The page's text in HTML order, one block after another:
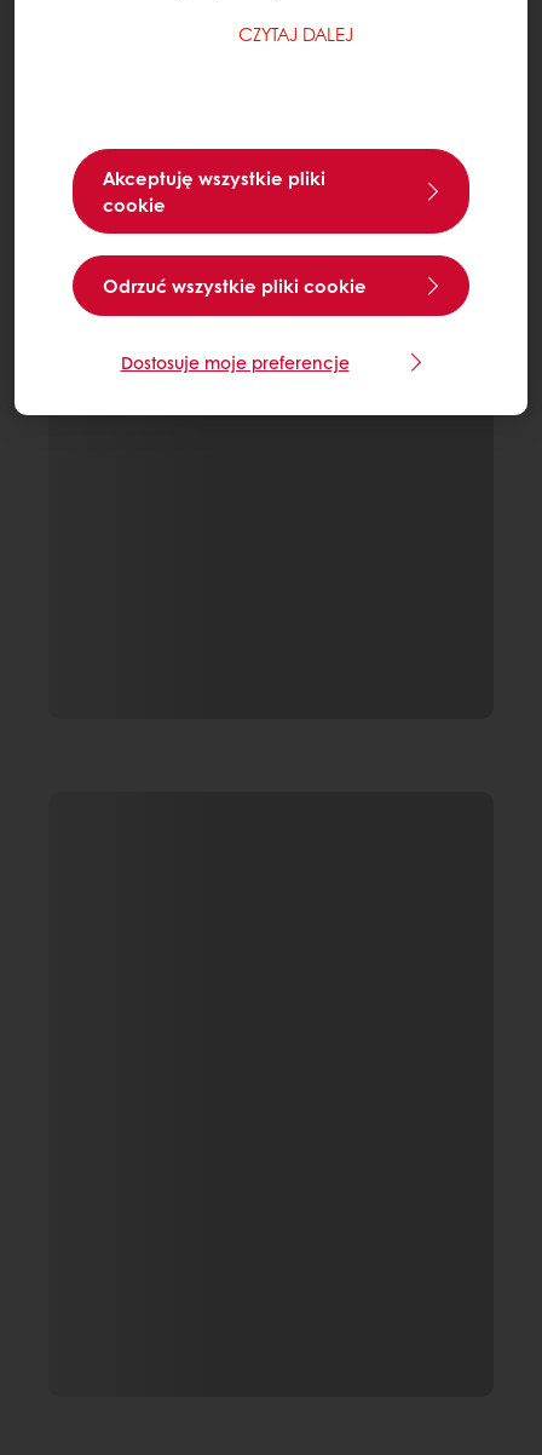
CZYTAJ DALEJ
Akceptuję wszystkie pliki
cookie
Odrzuć wszystkie pliki cookie
Dostosuje moje preferencje